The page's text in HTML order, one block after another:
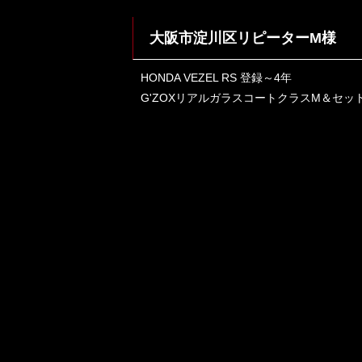
大阪市淀川区リピーターM様
HONDA VEZEL RS 登録～4年
G'ZOXリアルガラスコートクラスM＆セッ